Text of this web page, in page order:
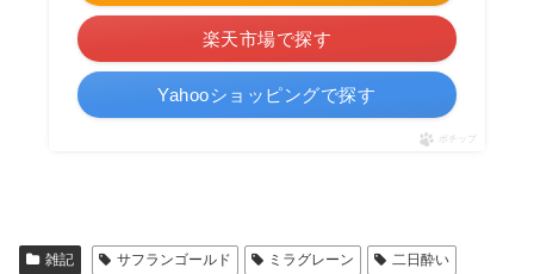
楽天市場で探す
Yahooショッピングで探す
ポチップ
雑記 サフランゴールド ミラグレーン 二日酔い